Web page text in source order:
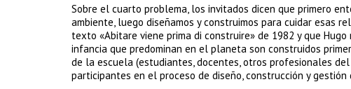
Sobre el cuarto problema, los invitados dicen que primero
ambiente, luego diseñamos y construimos para cuidar esas
texto «Abitare viene prima di construire» de 1982 y que
infancia que predominan en el planeta son construidos
de la escuela (estudiantes, docentes, otros profesionales
participantes en el proceso de diseño, construcción y gestión